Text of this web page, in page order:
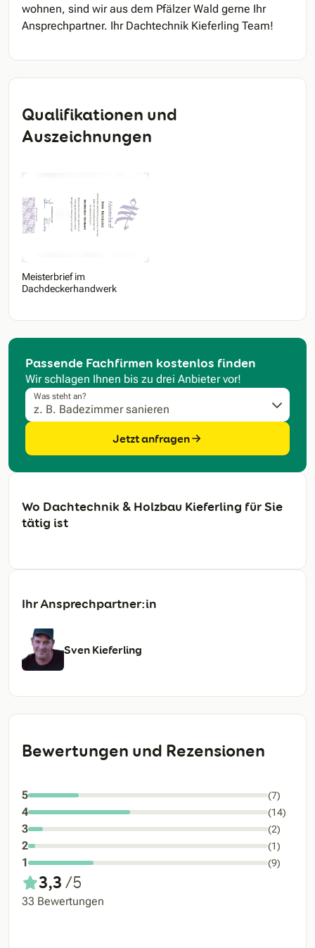
wohnen, sind wir aus dem Pfälzer Wald gerne Ihr
Ansprechpartner. Ihr Dachtechnik Kieferling Team!
Qualifikationen und
Auszeichnungen
Meisterbrief im
Dachdeckerhandwerk
Bewertungen und Rezensionen
5 (7)
4 (14)
3 (2)
2 (1)
1 (9)
3,3 /5
33 Bewertungen
Passende Fachfirmen kostenlos finden
Wir schlagen Ihnen bis zu drei Anbieter vor!
Was steht an?
Jetzt anfragen
Wo Dachtechnik & Holzbau Kieferling für Sie
tätig ist
Ihr Ansprechpartner:in
Sven Kieferling